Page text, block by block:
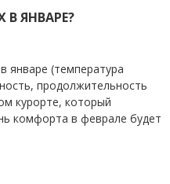
ЯНВАРЕ?
январе (температура
продолжительность
курорте, который
комфорта в феврале будет